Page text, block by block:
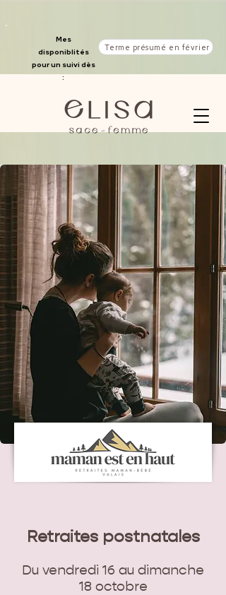
Mes
disponiblités
pour un suivi dès
:
Terme présumé en février
Retraites postnatales
Du vendredi 16 au dimanche
18 octobre